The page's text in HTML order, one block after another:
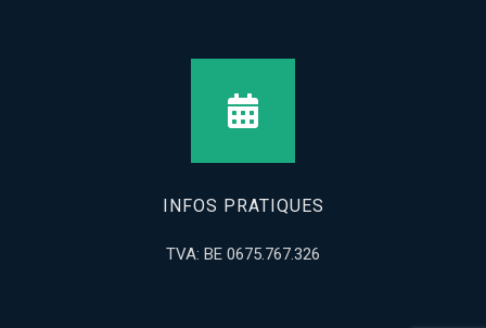
INFOS PRATIQUES
TVA: BE 0675.767.326